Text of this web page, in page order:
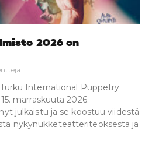
2026 on
Turku International Puppetry
marraskuuta 2026.
julkaistu ja se koostuu viidestä
nykynukketeatteriteoksesta ja